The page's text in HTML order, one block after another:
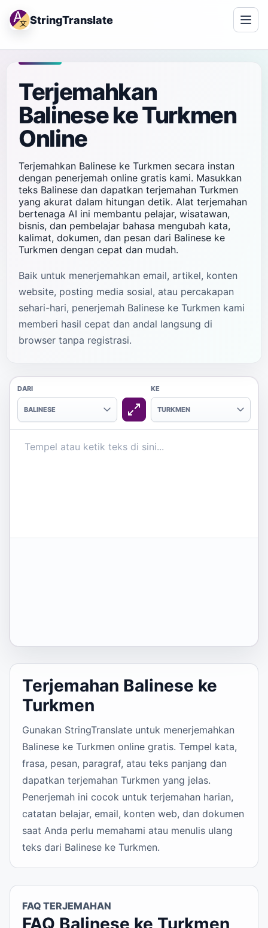
StringTranslate
Terjemahkan
Balinese ke Turkmen
Online
Terjemahkan Balinese ke Turkmen secara instan
dengan penerjemah online gratis kami. Masukkan
teks Balinese dan dapatkan terjemahan Turkmen
yang akurat dalam hitungan detik. Alat terjemahan
bertenaga AI ini membantu pelajar, wisatawan,
bisnis, dan pembelajar bahasa mengubah kata,
kalimat, dokumen, dan pesan dari Balinese ke
Turkmen dengan cepat dan mudah.
Baik untuk menerjemahkan email, artikel, konten
website, posting media sosial, atau percakapan
sehari-hari, penerjemah Balinese ke Turkmen kami
memberi hasil cepat dan andal langsung di
browser tanpa registrasi.
DARI
BALINESE
KE
TURKMEN
Terjemahan Balinese ke
Turkmen
Gunakan StringTranslate untuk menerjemahkan
Balinese ke Turkmen online gratis. Tempel kata,
frasa, pesan, paragraf, atau teks panjang dan
dapatkan terjemahan Turkmen yang jelas.
Penerjemah ini cocok untuk terjemahan harian,
catatan belajar, email, konten web, dan dokumen
saat Anda perlu memahami atau menulis ulang
teks dari Balinese ke Turkmen.
FAQ TERJEMAHAN
FAQ Balinese ke Turkmen